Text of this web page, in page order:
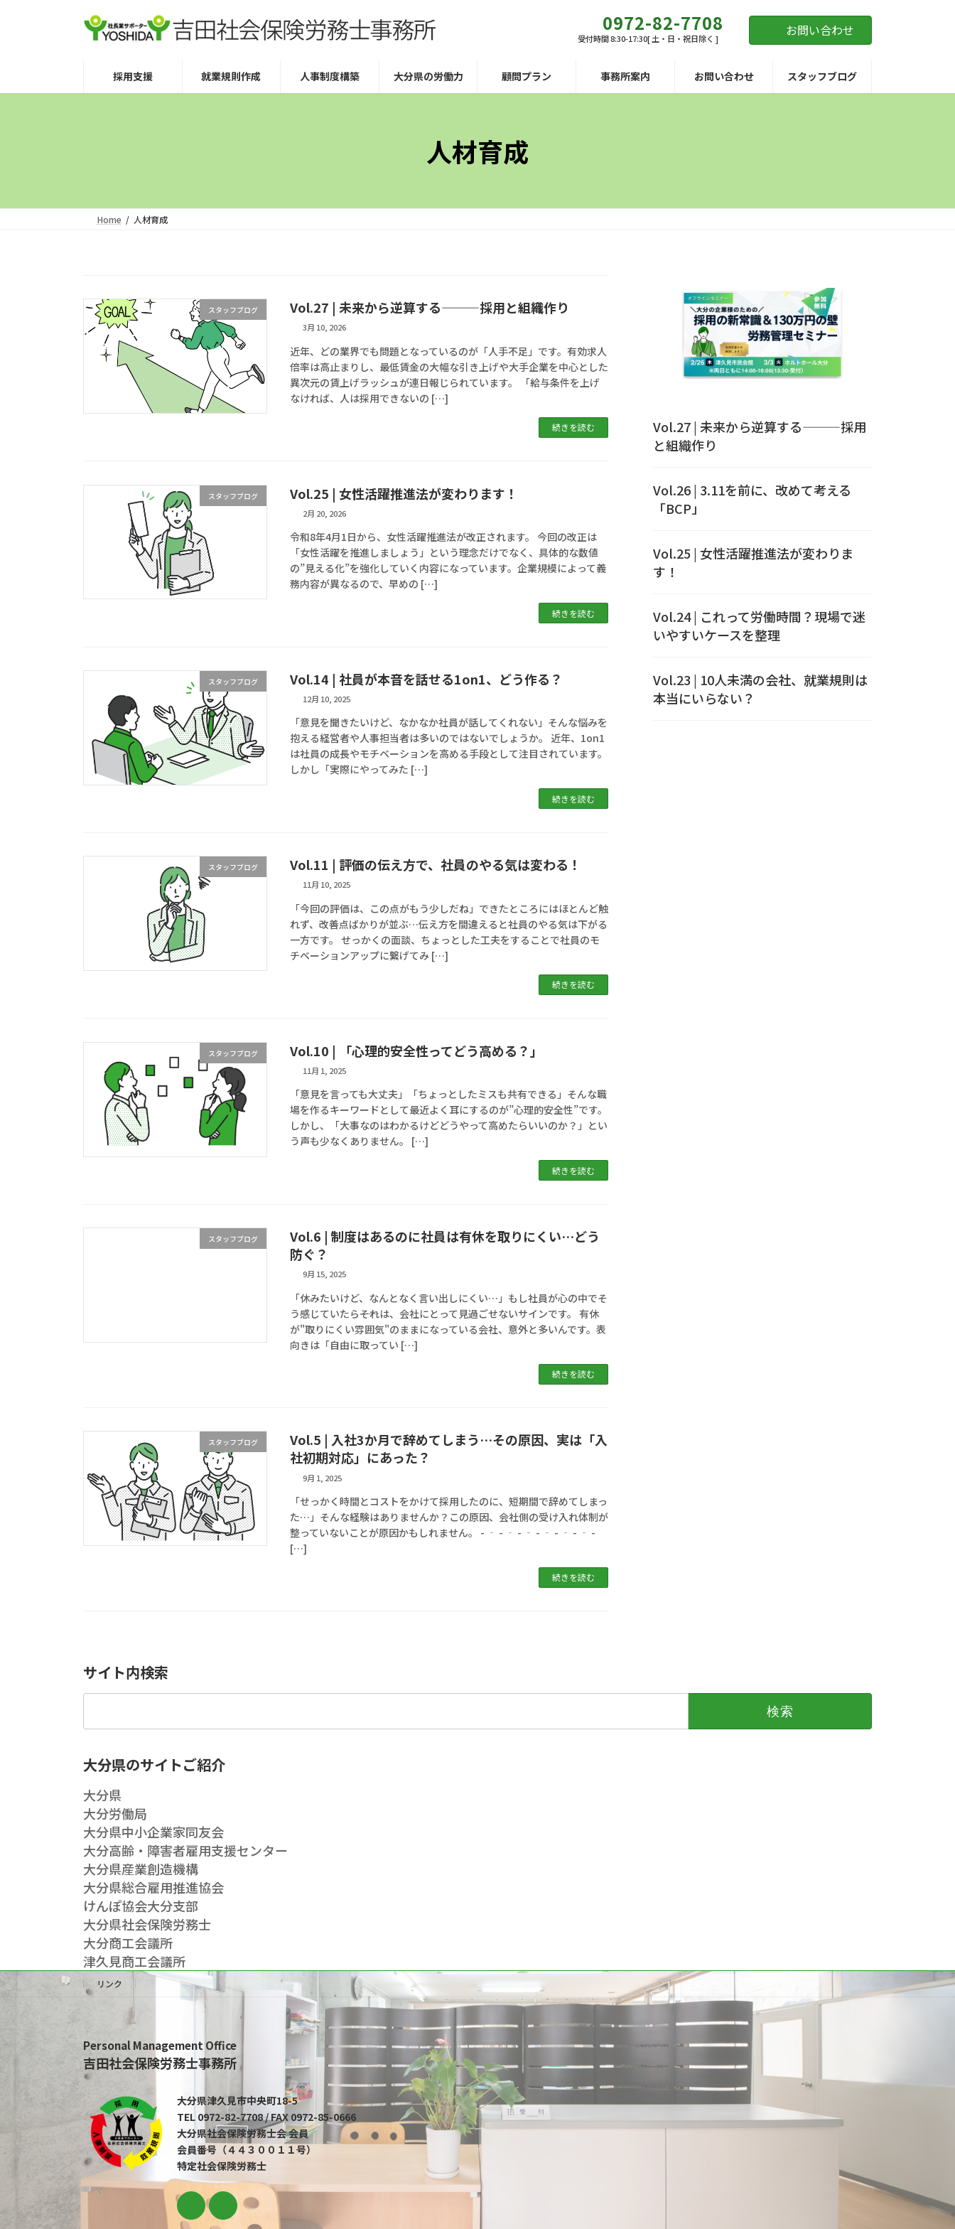
0972-82-7708
受付時間 8:30-17:30[ 土・日・祝日除く ] お問い合わせ
採用支援 就業規則作成 人事制度構築 大分県の労働力 顧問プラン 事務所案内 お問い合わせ スタッフブログ
人材育成
Home 人材育成
スタッフブログ Vol.27 | 未来から逆算する———採用と組織作り
3月 10, 2026
近年、どの業界でも問題となっているのが「人手不足」です。有効求人
倍率は高止まりし、最低賃金の大幅な引き上げや大手企業を中心とした
異次元の賃上げラッシュが連日報じられています。 「給与条件を上げ
なければ、人は採用できないの […]
続きを読む
スタッフブログ Vol.25 | 女性活躍推進法が変わります！
2月 20, 2026
令和8年4月1日から、女性活躍推進法が改正されます。 今回の改正は
「女性活躍を推進しましょう」という理念だけでなく、具体的な数値
の”見える化”を強化していく内容になっています。企業規模によって義
務内容が異なるので、早めの […]
続きを読む
スタッフブログ Vol.14 | 社員が本音を話せる1on1、どう作る？
12月 10, 2025
「意見を聞きたいけど、なかなか社員が話してくれない」そんな悩みを
抱える経営者や人事担当者は多いのではないでしょうか。 近年、1on1
は社員の成長やモチベーションを高める手段として注目されています。
しかし「実際にやってみた […]
続きを読む
スタッフブログ Vol.11 | 評価の伝え方で、社員のやる気は変わる！
11月 10, 2025
「今回の評価は、この点がもう少しだね」できたところにはほとんど触
れず、改善点ばかりが並ぶ…伝え方を間違えると社員のやる気は下がる
一方です。 せっかくの面談、ちょっとした工夫をすることで社員のモ
チベーションアップに繋げてみ […]
続きを読む
スタッフブログ Vol.10 | 「心理的安全性ってどう高める？」
11月 1, 2025
「意見を言っても大丈夫」「ちょっとしたミスも共有できる」そんな職
場を作るキーワードとして最近よく耳にするのが”心理的安全性”です。
しかし、「大事なのはわかるけどどうやって高めたらいいのか？」とい
う声も少なくありません。 […]
続きを読む
スタッフブログ
Vol.6 | 制度はあるのに社員は有休を取りにくい…どう
防ぐ？
9月 15, 2025
「休みたいけど、なんとなく言い出しにくい…」もし社員が心の中でそ
う感じていたら――それは、会社にとって見過ごせないサインです。 有休
が"取りにくい雰囲気"のままになっている会社、意外と多いんです。表
向きは「自由に取ってい […]
続きを読む
スタッフブログ
Vol.5 | 入社3か月で辞めてしまう…その原因、実は「入
社初期対応」にあった？
9月 1, 2025
「せっかく時間とコストをかけて採用したのに、短期間で辞めてしまっ
た…」そんな経験はありませんか？この原因、会社側の受け入れ体制が
整っていないことが原因かもしれません。 - ‐ - ‐ - ‐ - ‐ - ‐ - ‐ -
[…]
続きを読む
Vol.27 | 未来から逆算する———採用
と組織作り
Vol.26 | 3.11を前に、改めて考える
「BCP」
Vol.25 | 女性活躍推進法が変わりま
す！
Vol.24 | これって労働時間？現場で迷
いやすいケースを整理
Vol.23 | 10人未満の会社、就業規則は
本当にいらない？
サイト内検索
大分県のサイトご紹介
大分県
大分労働局
大分県中小企業家同友会
大分高齢・障害者雇用支援センター
大分県産業創造機構
大分県総合雇用推進協会
けんぽ協会大分支部
大分県社会保険労務士
大分商工会議所
津久見商工会議所
リンク
Personal Management Office
吉田社会保険労務士事務所
大分県津久見市中央町18-5
TEL 0972-82-7708 / FAX 0972-85-0666
大分県社会保険労務士会 会員
会員番号（４４３００１１号）
特定社会保険労務士